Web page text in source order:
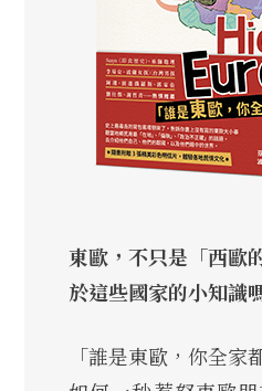
東歐，不只是「西歐
於這些國家的小知識
「誰是東歐，你全家